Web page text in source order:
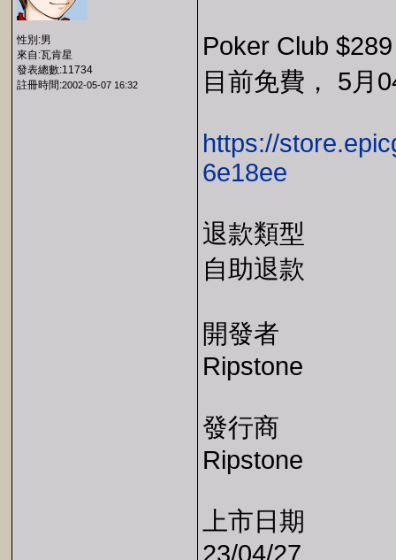
性別:男
來自:瓦肯星
發表總數:11734
註冊時間:2002-05-07 16:32
Poker Club
目前免費， 5月
https://
6e18ee
退款類型
自助退款
開發者
Ripstone
發行商
Ripstone
上市日期
23/04/27